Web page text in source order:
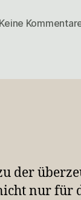
Keine
der
nur für